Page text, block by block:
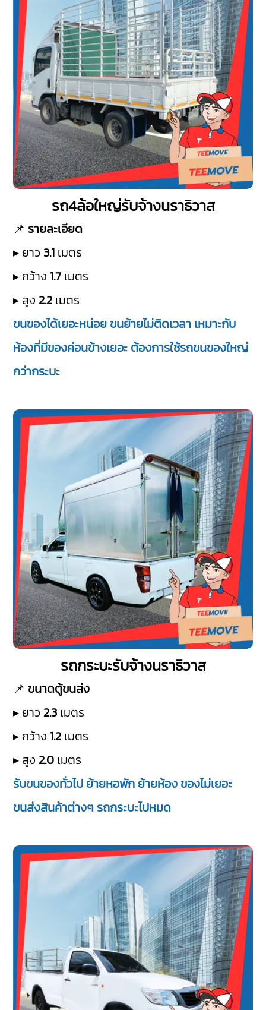
รถ4ล้อใหญ่รับจ้างนราธิวาส
📌 รายละเอียด
▸ ยาว 3.1 เมตร
▸ กว้าง 1.7 เมตร
▸ สูง 2.2 เมตร
ขนของได้เยอะหน่อย ขนย้ายไม่ติดเวลา เหมาะกับ
ห้องที่มีของค่อนข้างเยอะ ต้องการใช้รถขนของใหญ่
กว่ากระบะ
รถกระบะรับจ้างนราธิวาส
📌 ขนาดตู้ขนส่ง
▸ ยาว 2.3 เมตร
▸ กว้าง 1.2 เมตร
▸ สูง 2.0 เมตร
รับขนของทั่วไป ย้ายหอพัก ย้ายห้อง ของไม่เยอะ
ขนส่งสินค้าต่างๆ รถกระบะไปหมด